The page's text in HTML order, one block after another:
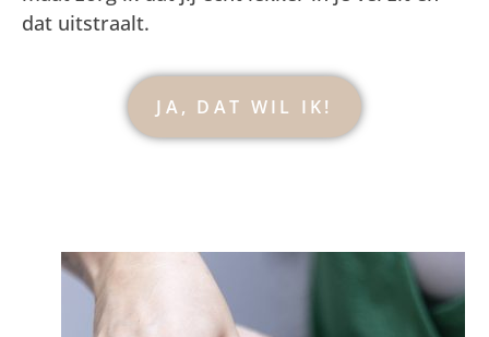
dat uitstraalt.
JA, DAT WIL IK!